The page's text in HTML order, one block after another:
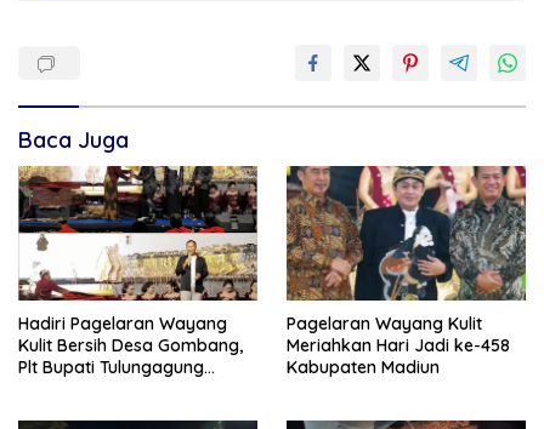
Baca Juga
Hadiri Pagelaran Wayang
Kulit Bersih Desa Gombang,
Plt Bupati Tulungagung
Pagelaran Wayang Kulit
Meriahkan Hari Jadi ke-458
Kabupaten Madiun